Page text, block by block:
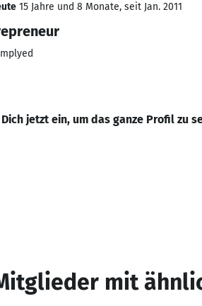
15 Jahre und 8 Monate, seit Jan. 2011
Dich jetzt ein, um das ganze Profil zu
mit